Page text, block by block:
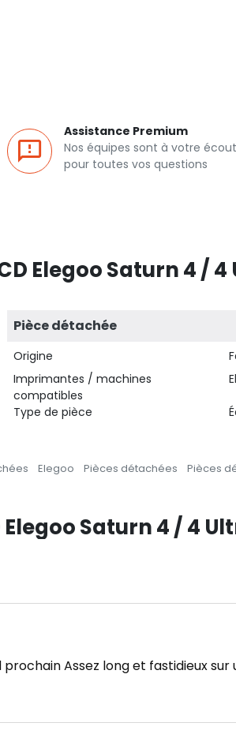
Assistance Premium
Nos équipes sont à votre
pour toutes vos questions
Elegoo Saturn 4 / 4
Pièce détachée
Origine
Imprimantes / machines
compatibles
Type de pièce
Elegoo Pièces détachées Pièces
Saturn 4 / 4
Assez long et fastidieux